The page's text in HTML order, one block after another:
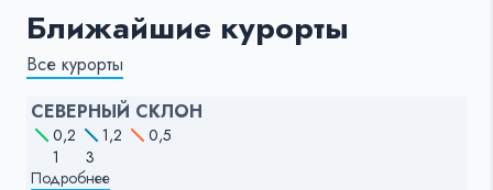
Ближайшие курорты
Все курорты
СЕВЕРНЫЙ СКЛОН
0,2 1,2
0,5
1
3
Подробнее